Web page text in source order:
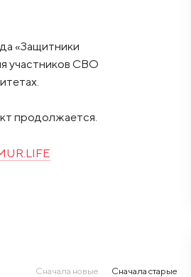
«Защитники
участников СВО
продолжается.
Сначала новые Сначала старые